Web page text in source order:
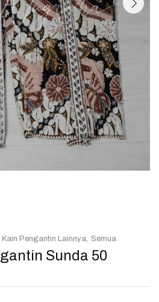
Sunda 50
Kain Pengantin Lainnya Semua